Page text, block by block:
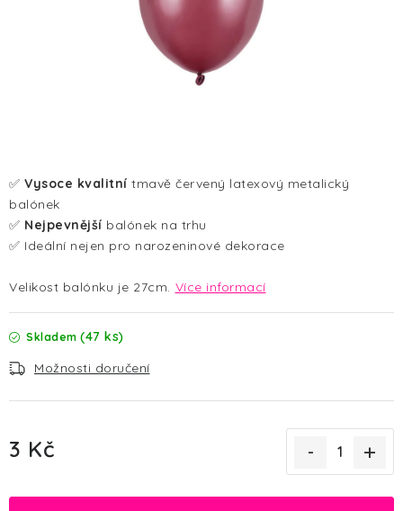
Hodnocení obchodu
✅ Vysoce kvalitní tmavě červený latexový metalický
balónek
✅ Nejpevnější balónek na trhu
✅ Ideální nejen pro narozeninové dekorace
Velikost balónku je 27cm. Více informací
Skladem (47 ks)
Možnosti doručení
3 Kč